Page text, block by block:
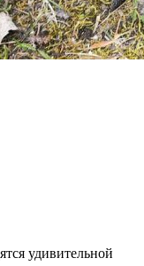
удивительной